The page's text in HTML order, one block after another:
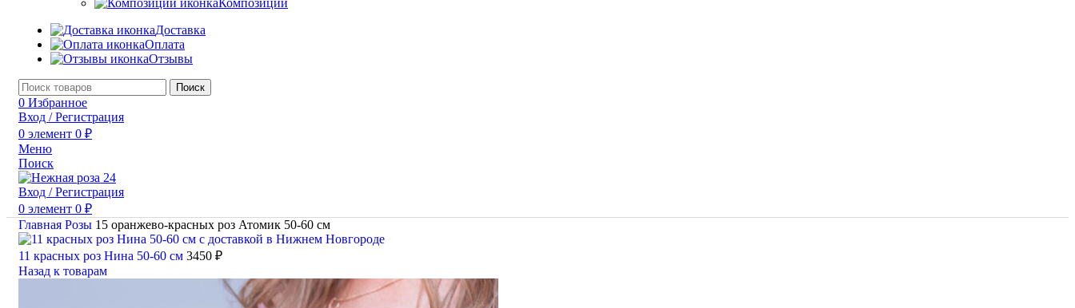
Композиции
Доставка
Оплата
Отзывы
Поиск
0 Избранное
Вход / Регистрация
0 элемент 0 ₽
Меню
Поиск
Вход / Регистрация
0 элемент 0 ₽
Главная Розы 15 оранжево-красных роз Атомик 50-60 см
11 красных роз Нина 50-60 см 3450 ₽
Назад к товарам